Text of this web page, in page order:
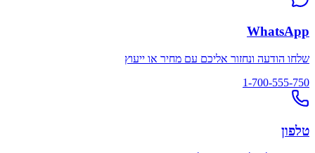
WhatsApp
שלחו הודעה ונחזור אליכם עם מחיר או ייעוץ
1-700-555-750
טלפון